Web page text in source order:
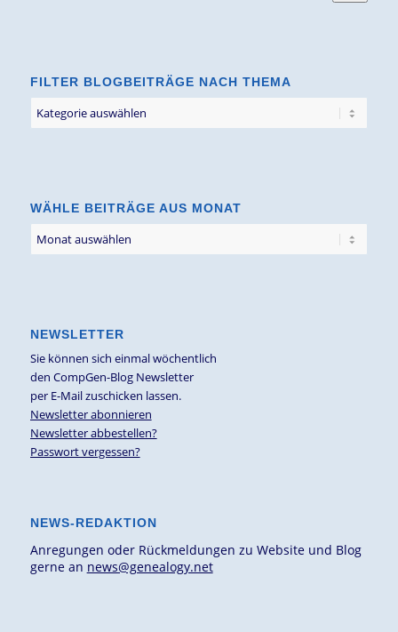
FILTER BLOGBEITRÄGE NACH THEMA
Blogbeiträge
WÄHLE BEITRÄGE AUS MONAT
NEWSLETTER
Sie können sich einmal wöchentlich
den CompGen-Blog Newsletter
per E-Mail zuschicken lassen.
Newsletter abonnieren
Newsletter abbestellen?
Passwort vergessen?
NEWS-REDAKTION
Anregungen oder Rückmeldungen zu Website und Blog
gerne an news@genealogy.net